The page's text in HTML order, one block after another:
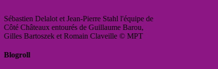
Sébastien Delalot et Jean-Pierre Stahl l'équipe de
Côté Châteaux entourés de Guillaume Barou,
Gilles Bartoszek et Romain Claveille © MPT
Blogroll